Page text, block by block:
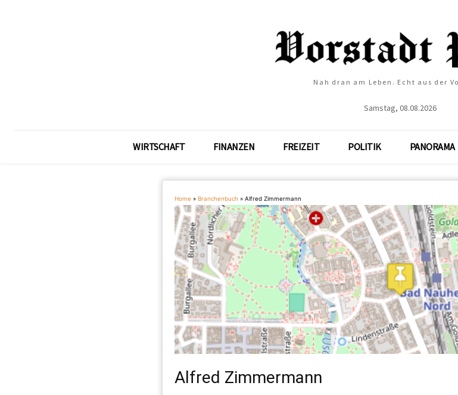
Nah dran am Leben. Echt aus der
Samstag, 08.08.2026
WIRTSCHAFT FINANZEN FREIZEIT POLITIK PANORAMA
Home » Branchenbuch » Alfred Zimmermann
Alfred Zimmermann